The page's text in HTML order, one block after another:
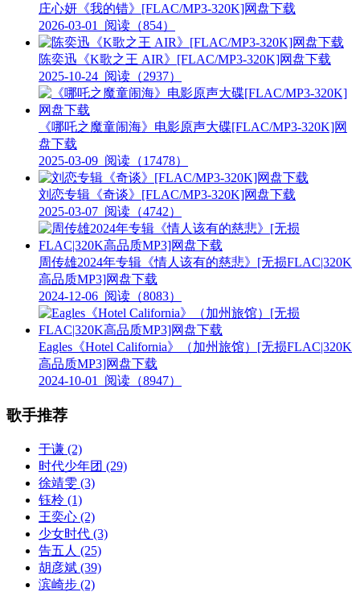
庄心妍《我的错》[FLAC/MP3-320K]网盘下载
2026-03-01
阅读（854）
陈奕迅《K歌之王 AIR》[FLAC/MP3-320K]网盘下载
2025-10-24 阅读（2937）
《哪吒之魔童闹海》电影原声大碟[FLAC/MP3-320K]网
盘下载
2025-03-09 阅读（17478）
刘恋专辑《奇谈》[FLAC/MP3-320K]网盘下载
2025-03-07 阅读（4742）
周传雄2024年专辑《情人该有的慈悲》[无损FLAC|320K
高品质MP3]网盘下载
2024-12-06 阅读（8083）
Eagles《Hotel California》（加州旅馆）[无损FLAC|320K
高品质MP3]网盘下载
2024-10-01
阅读（8947）
歌手推荐
于谦 (2)
时代少年团 (29)
徐靖雯 (3)
钰柃 (1)
王奕心 (2)
少女时代 (3)
告五人 (25)
胡彦斌 (39)
滨崎步 (2)